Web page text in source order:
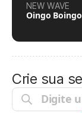
NEW WAVE
Oingo
Crie sua